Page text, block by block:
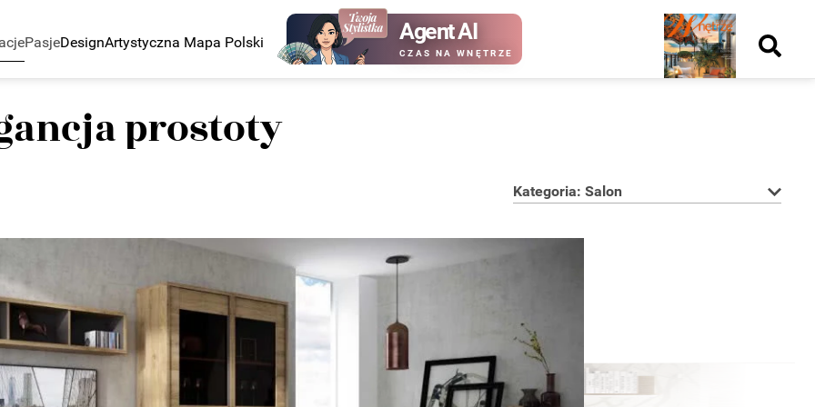
PasjeDesignArtystyczna Mapa Polski Agent AI
CZAS NA WNĘTRZE
Nowy
numer
prostoty
Kategoria: Salon